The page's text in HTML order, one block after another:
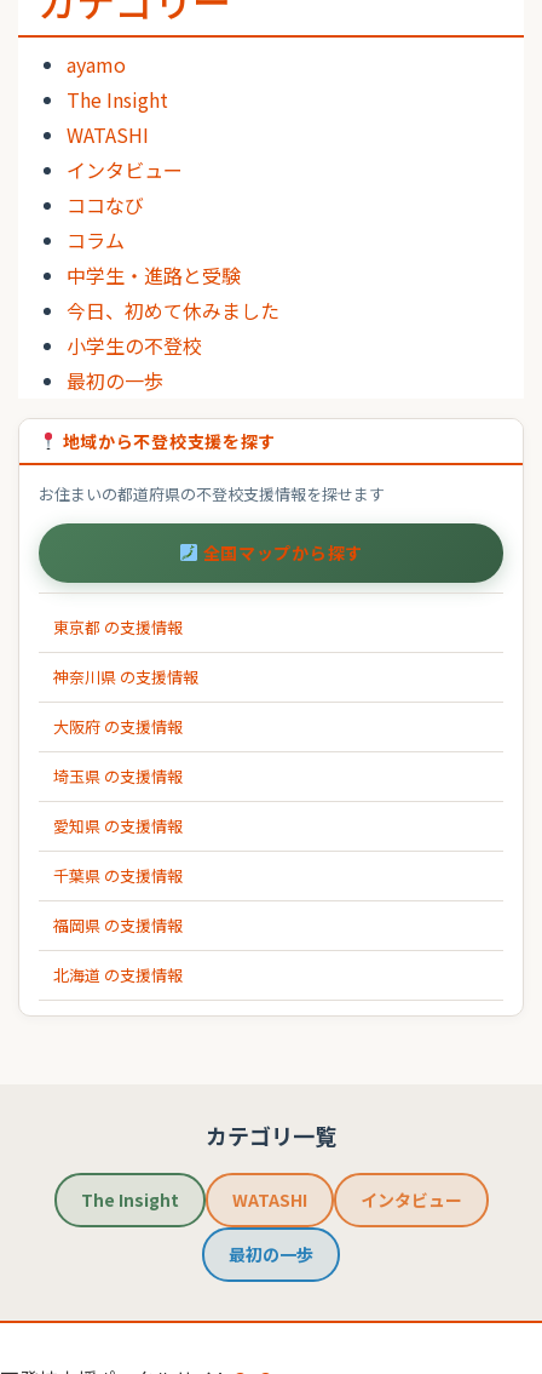
ayamo
The Insight
WATASHI
インタビュー
ココなび
コラム
中学生・進路と受験
今日、初めて休みました
小学生の不登校
最初の一歩
地域から不登校支援を探す
お住まいの都道府県の不登校支援情報を探せます
全国マップから探す
東京都 の支援情報
神奈川県 の支援情報
大阪府 の支援情報
埼玉県 の支援情報
愛知県 の支援情報
千葉県 の支援情報
福岡県 の支援情報
北海道 の支援情報
カテゴリ一覧
The Insight WATASHI インタビュー
最初の一歩